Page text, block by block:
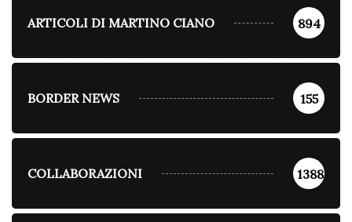
ARTICOLI DI MARTINO CIANO 894
BORDER NEWS 155
COLLABORAZIONI 1388